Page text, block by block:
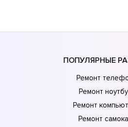
ПОПУЛЯРНЫЕ
Ремонт
Ремонт
Ремонт
Ремонт